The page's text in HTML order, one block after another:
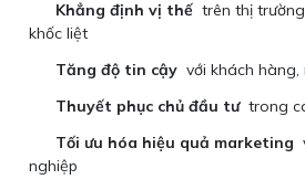
Khẳng định vị thế trên thị
khốc liệt
Tăng độ tin cậy với khách
Thuyết phục chủ đầu tư trong
Tối ưu hóa hiệu quả marketing
nghiệp